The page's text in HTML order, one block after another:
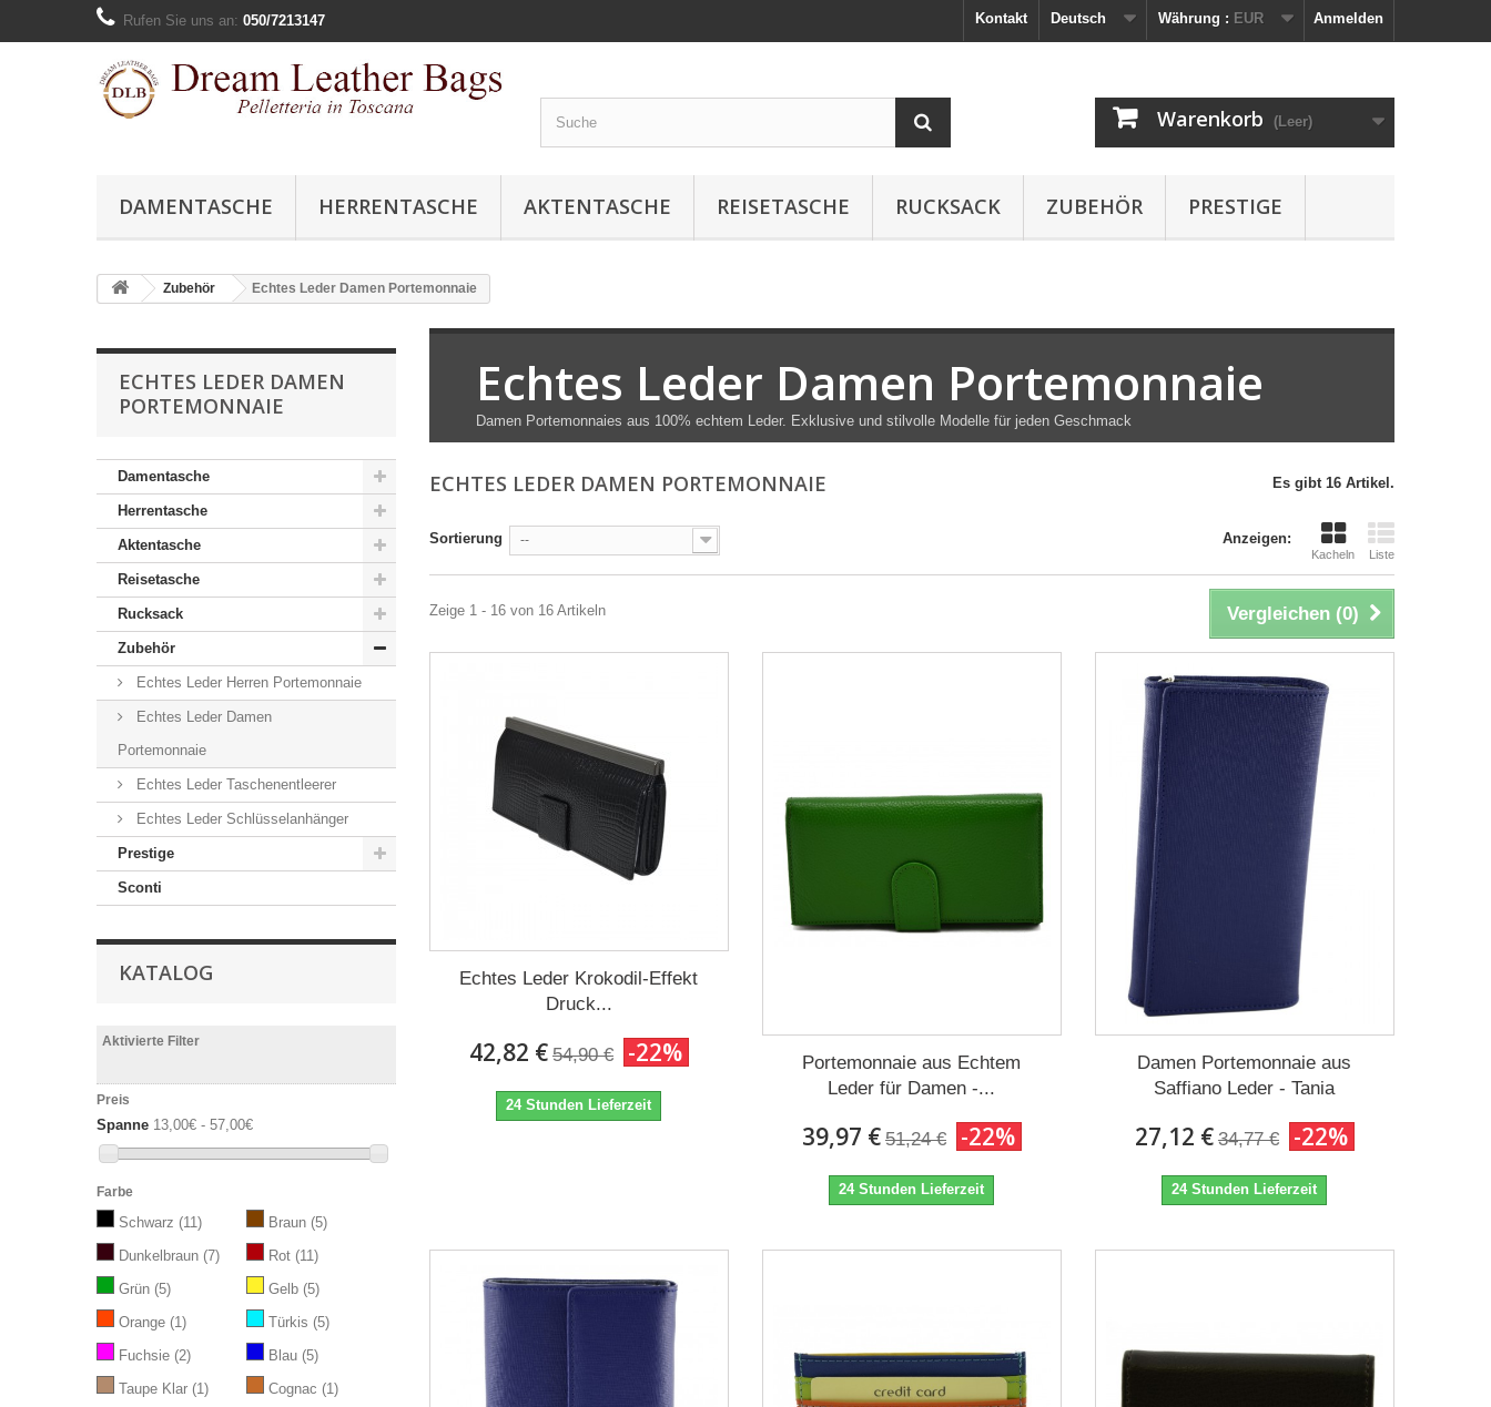
Anmelden
Währung : EUR
Deutsch
Kontakt
Rufen Sie uns an: 050/7213147
Warenkorb (Leer)
DAMENTASCHE HERRENTASCHE AKTENTASCHE REISETASCHE RUCKSACK ZUBEHÖR PRESTIGE
Zubehör Echtes Leder Damen Portemonnaie
ECHTES LEDER DAMEN
PORTEMONNAIE
Damentasche
Herrentasche
Aktentasche
Reisetasche
Rucksack
Zubehör
Echtes Leder Herren Portemonnaie
Echtes Leder Damen
Portemonnaie
Echtes Leder Taschenentleerer
Echtes Leder Schlüsselanhänger
Prestige
Sconti
KATALOG
Aktivierte Filter
Preis
Spanne 13,00€ - 57,00€
Farbe
Schwarz (11) Braun (5)
Dunkelbraun (7) Rot (11)
Grün (5) Gelb (5)
Orange (1) Türkis (5)
Fuchsie (2) Blau (5)
Taupe Klar (1) Cognac (1)
Echtes Leder Damen Portemonnaie
Damen Portemonnaies aus 100% echtem Leder. Exklusive und stilvolle Modelle für jeden Geschmack
ECHTES LEDER DAMEN PORTEMONNAIE Es gibt 16 Artikel.
Anzeigen:
Kacheln Liste
Sortierung --
Vergleichen (0)
Zeige 1 - 16 von 16 Artikeln
Echtes Leder Krokodil-Effekt
Druck...
42,82 € 54,90 € -22%
24 Stunden Lieferzeit
Portemonnaie aus Echtem
Leder für Damen -...
39,97 € 51,24 € -22%
24 Stunden Lieferzeit
Damen Portemonnaie aus
Saffiano Leder - Tania
27,12 € 34,77 € -22%
24 Stunden Lieferzeit